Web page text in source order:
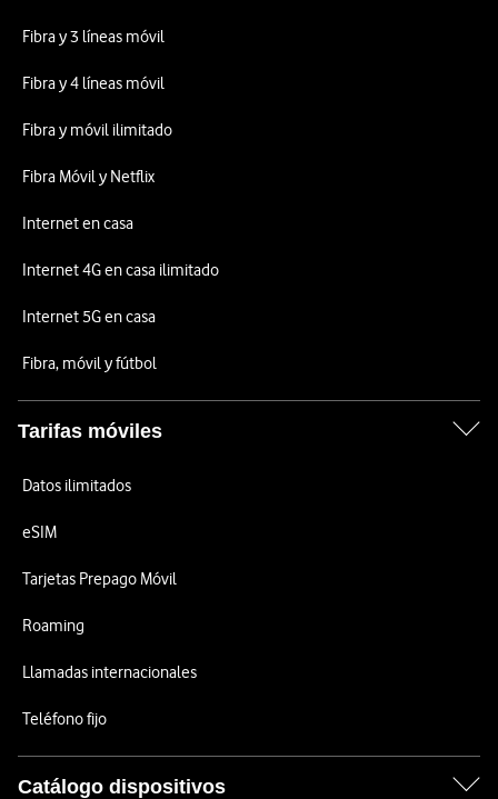
Fibra y 3 líneas móvil
Fibra y 4 líneas móvil
Fibra y móvil ilimitado
Fibra Móvil y Netflix
Internet en casa
Internet 4G en casa ilimitado
Internet 5G en casa
Fibra, móvil y fútbol
Tarifas móviles
Datos ilimitados
eSIM
Tarjetas Prepago Móvil
Roaming
Llamadas internacionales
Teléfono fijo
Catálogo dispositivos